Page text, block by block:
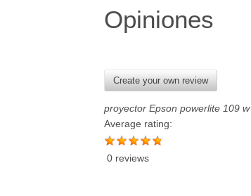
Opiniones
Create your own review
proyector Epson powerlite 109 w
Average rating:
0 reviews